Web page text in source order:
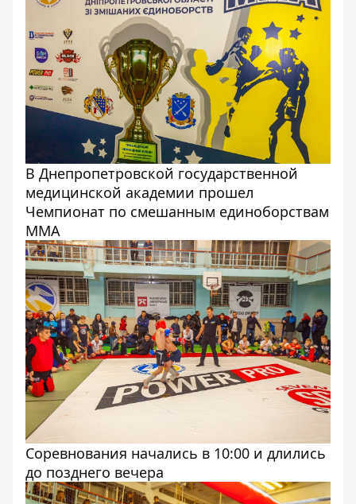
В Днепропетровской государственной
медицинской академии прошел
Чемпионат по смешанным единоборствам
ММА
Соревнования начались в 10:00 и длились
до позднего вечера